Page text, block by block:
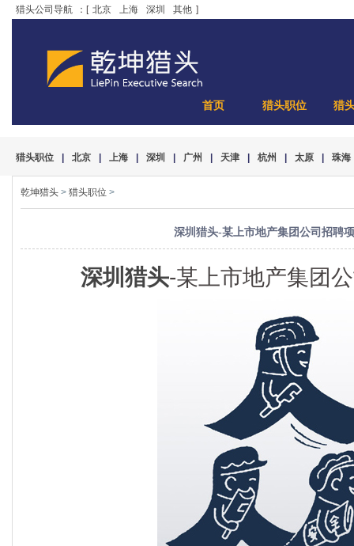
猎头公司导航 ：[ 北京 上海 深圳 其他 ]
首页 猎头职位 猎
猎头职位 北京 上海 深圳 广州 天津 杭州 太原 珠海
乾坤猎头 > 猎头职位 >
深圳猎头-某上市地产集团公司招聘
深圳猎头-某上市地产集团